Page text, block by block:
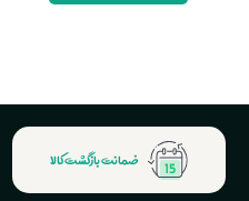
ضمانت بازگشت کالا